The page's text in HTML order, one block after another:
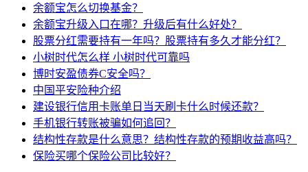
余额宝怎么切换基金？
余额宝升级入口在哪？升级后有什么好处？
股票分红需要持有一年吗？股票持有多久才能分红？
小树时代怎么样 小树时代可靠吗
博时安盈债券C安全吗？
中国平安险种介绍
建设银行信用卡账单日当天刷卡什么时候还款？
手机银行转账被骗如何追回？
结构性存款是什么意思？结构性存款的预期收益高吗？
保险买哪个保险公司比较好？